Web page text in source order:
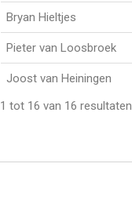
Bryan Hieltjes
Pieter van Loosbroek
Joost van Heiningen
1 tot 16 van 16 resultaten